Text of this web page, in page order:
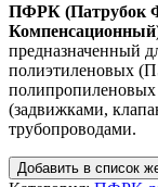
ПФРК (Патрубок
предназначенный
полиэтиленовых
(задвижками,
трубопроводами.
Добавить в список